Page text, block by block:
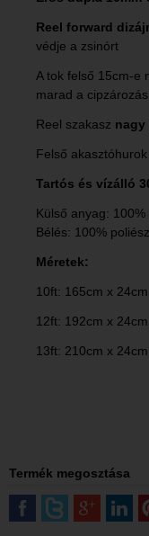
Reel forward
védje a zsinórt
A tok felső 15cm-e
marad a
Reel szakasz nagy
Felső akasztóhurok
Tartós és vízálló
Külső anyag:
Bélés: 100%
Méretek:
10ft: 165cm x 24cm
12ft: 192cm x 24cm
13ft: 210cm x 24cm
Termék megosztása